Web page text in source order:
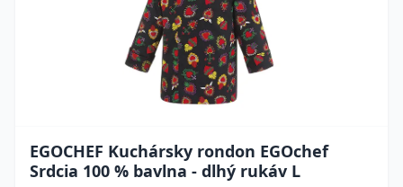
EGOCHEF Kuchársky rondon EGOchef
Srdcia 100 % bavlna - dlhý rukáv L